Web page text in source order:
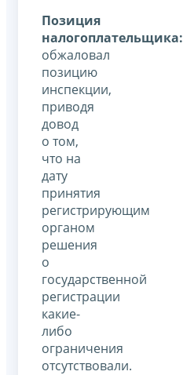
Позиция
налогоплательщика:
обжаловал
позицию
инспекции,
приводя
довод
о том,
что на
дату
принятия
регистрирующим
органом
решения
о
государственной
регистрации
какие-
либо
ограничения
отсутствовали.